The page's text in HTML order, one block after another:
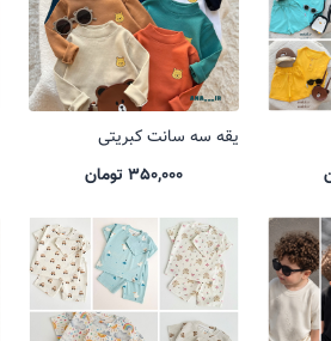
یقه سه سانت کبریتی
350,000 تومان